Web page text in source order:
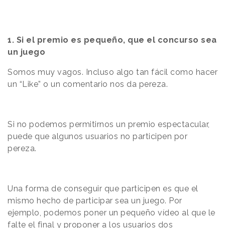
1. Si el premio es pequeño, que el concurso sea
un juego
Somos muy vagos. Incluso algo tan fácil como hacer
un “Like” o un comentario nos da pereza.
Si no podemos permitirnos un premio espectacular,
puede que algunos usuarios no participen por
pereza.
Una forma de conseguir que participen es que el
mismo hecho de participar sea un juego. Por
ejemplo, podemos poner un pequeño vídeo al que le
falte el final y proponer a los usuarios dos